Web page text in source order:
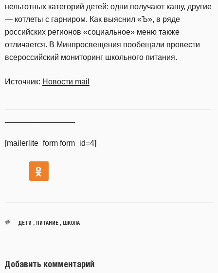
нельготных категорий детей: одни получают кашу, другие
— котлеты с гарниром. Как выяснил «Ъ», в ряде
российских регионов «социальное» меню также
отличается. В Минпросвещения пообещали провести
всероссийский мониторинг школьного питания.
Источник: Новости mail
[mailerlite_form form_id=4]
ДЕТИ , ПИТАНИЕ, ШКОЛА
Добавить комментарий